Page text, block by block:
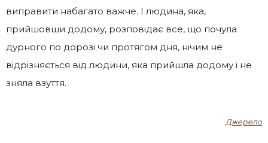
виправити набагато важче. І людина, яка,
прийшовши додому, розповідає все, що почула
дурного по дорозі чи протягом дня, нічим не
відрізняється від людини, яка прийшла додому і не
зняла взуття.
Джерело